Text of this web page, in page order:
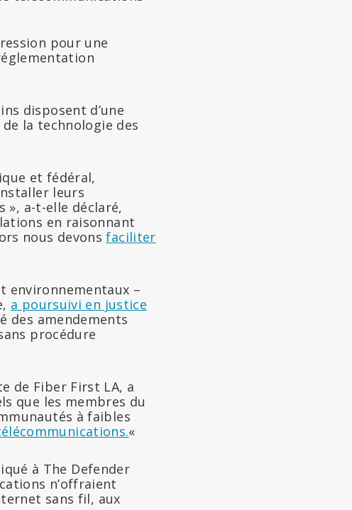
pour une
disposent d’une
la technologie des
et fédéral,
leurs
», a-t-elle déclaré,
en raisonnant
nous devonsfaciliter
environnementaux –
a poursuivi en justice
des amendements
procédure
de Fiber First LA, a
que les membres du
à faibles
«
à The Defender
n’offraient
sans fil, aux